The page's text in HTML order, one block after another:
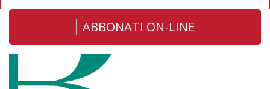
ABBONATI ON-LINE